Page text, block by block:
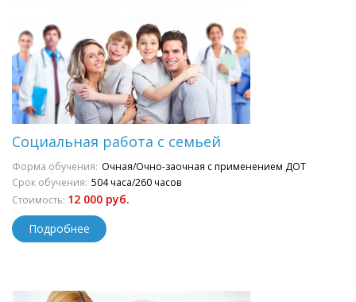
Социальная работа с семьей
Форма обучения: Очная/Очно-заочная с применением ДОТ
Срок обучения: 504 часа/260 часов
Стоимость: 12 000 руб.
Подробнее